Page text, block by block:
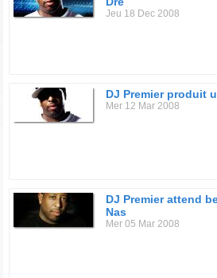
Jeu 18 Dec 2008
DJ Premier produit
Mer 12 Mar 2008
DJ Premier attend
Nas
Mer 05 Mar 2008